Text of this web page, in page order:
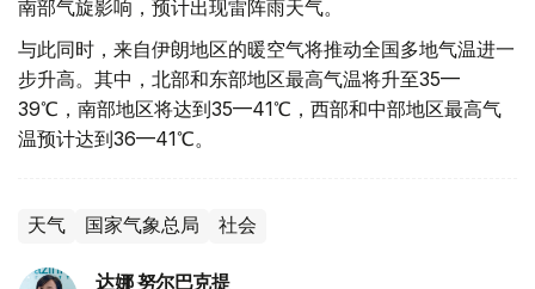
南部气旋影响，预计出现雷阵雨天气。
与此同时，来自伊朗地区的暖空气将推动全国多地气温进一
步升高。其中，北部和东部地区最高气温将升至35—
39℃，南部地区将达到35—41℃，西部和中部地区最高气
温预计达到36—41℃。
天气 国家气象总局 社会
达娜 努尔巴克提